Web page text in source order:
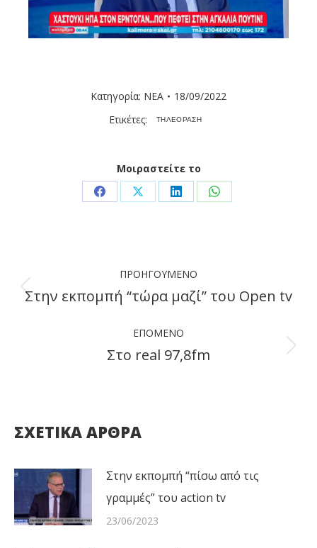
Κατηγορία: ΝΕΑ
18/09/2022
Ετικέτες:
ΤΗΛΕΟΡΑΣΗ
Μοιραστείτε το
Share Share Share Share
navigation
ΠΡΟΗΓΟΎΜΕΝΟ
Previous
Στην εκπομπή “τώρα μαζί” του Open tv
ΕΠΌΜΕΝΟ
Next
Στο real 97,8fm
ΣΧΕΤΙΚΑ ΑΡΘΡΑ
Στην εκπομπή “πίσω από τις
γραμμές” του action tv
23/06/2023